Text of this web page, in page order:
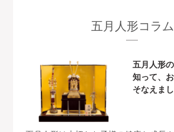
五月人形コラム
五月人形
知って、
そなえま